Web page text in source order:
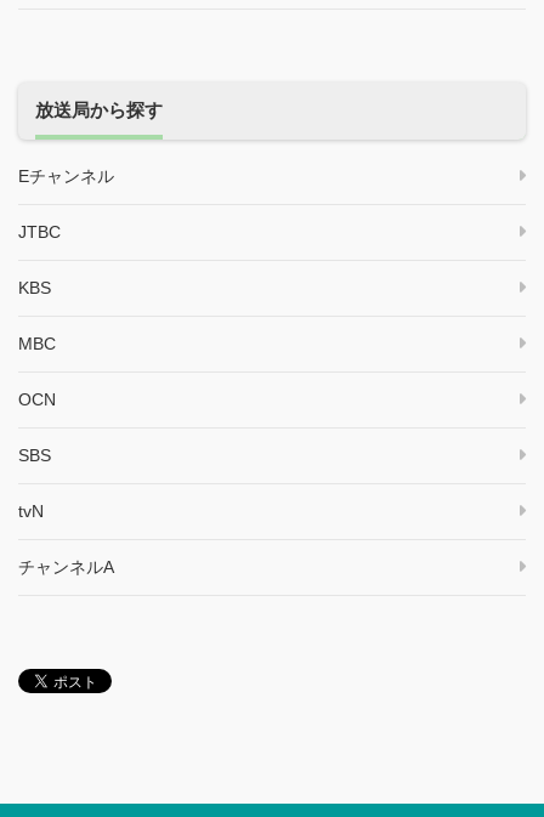
放送局から探す
Eチャンネル
JTBC
KBS
MBC
OCN
SBS
tvN
チャンネルA